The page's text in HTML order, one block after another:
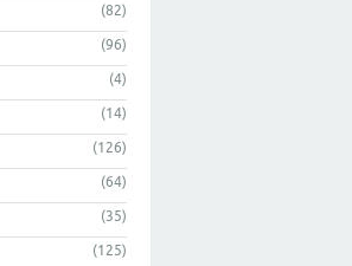
(82)
(96)
(4)
(14)
(126)
(64)
(35)
(125)